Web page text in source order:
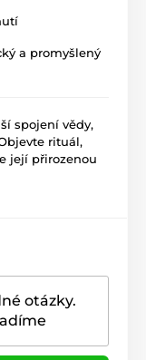
a promyšlený
spojení vědy,
rituál,
její přirozenou
otázky.